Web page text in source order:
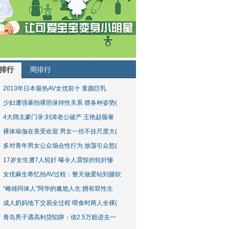
行 周排行
2013年日本最热AV女优前十 童颜巨乳
少妇遭强暴拍裸照保持性关系 摆各种姿势(
4大阔太豪门录:刘涛老公破产 王艳赵薇奢
裸体瑜伽在美受欢迎 男女一丝不挂尺度大(
多对青年男女公众场合性行为 放荡引众怒(
17岁女生遭7人轮奸 曝令人震惊的轮奸惨
女优麻生希忆拍AV过程：整天做爱站到腿软
“雌雄同体人”阿华的尴尬人生:拥有双性生
成人奶妈地下交易全过程 喂食时两人全裸(
青岛男子遇高利贷陷阱：借2.5万赔进去一